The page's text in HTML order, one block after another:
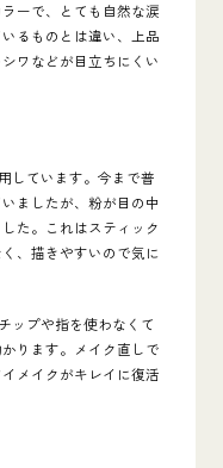
ーで、とても自然な涙
るものとは違い、上品
ワなどが目立ちにくい
しています。今まで普
ましたが、粉が目の中
た。これはスティック
、描きやすいので気に
ップや指を使わなくて
ります。メイク直しで
メイクがキレイに復活